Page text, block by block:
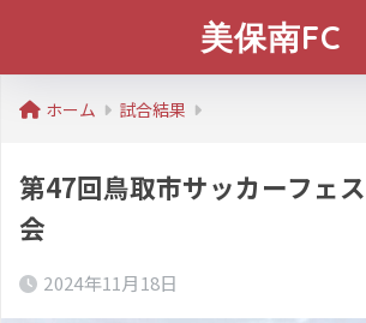
美保南FC
ホーム 試合結果
第47回鳥取市サッカーフェ
会
2024年11月18日